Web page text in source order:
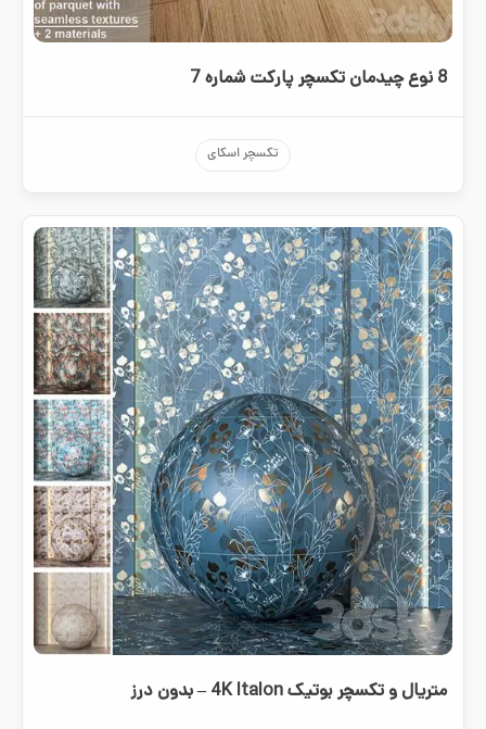
8 نوع چیدمان تکسچر پارکت شماره 7
تکسچر اسکای
متریال و تکسچر بوتیک 4K Italon – بدون درز